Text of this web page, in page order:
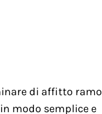
di affitto ramo
modo semplice e